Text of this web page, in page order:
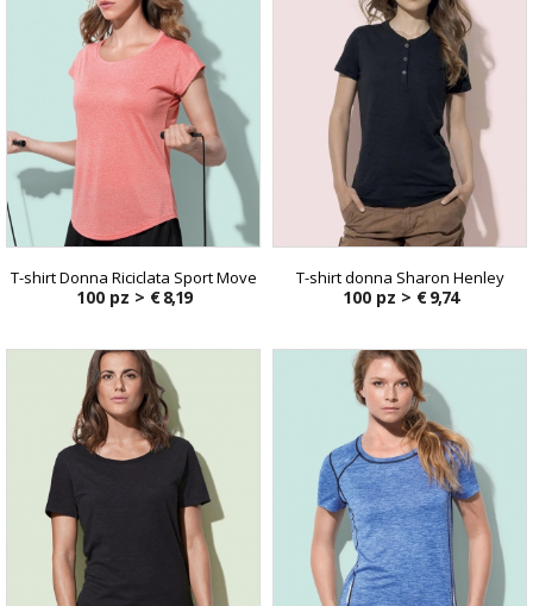
T-shirt Donna Riciclata Sport Move
100 pz > € 8,19
T-shirt donna Sharon Henley
100 pz > € 9,74